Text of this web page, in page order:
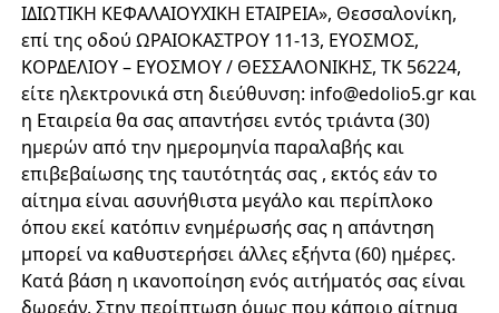
ΙΔΙΩΤΙΚΗ ΚΕΦΑΛΑΙΟΥΧΙΚΗ ΕΤΑΙΡΕΙΑ», Θεσσαλονίκη,
επί της οδού ΩΡΑΙΟΚΑΣΤΡΟΥ 11-13, ΕΥΟΣΜΟΣ,
ΚΟΡΔΕΛΙΟΥ – ΕΥΟΣΜΟΥ / ΘΕΣΣΑΛΟΝΙΚΗΣ, ΤΚ 56224,
είτε ηλεκτρονικά στη διεύθυνση: info@edolio5.grκαι
η Εταιρεία θα σας απαντήσει εντός τριάντα (30)
ημερών από την ημερομηνία παραλαβής και
επιβεβαίωσης της ταυτότητάς σας , εκτός εάν το
αίτημα είναι ασυνήθιστα μεγάλο και περίπλοκο
όπου εκεί κατόπιν ενημέρωσής σας η απάντηση
μπορεί να καθυστερήσει άλλες εξήντα (60) ημέρες.
Κατά βάση η ικανοποίηση ενός αιτήματός σας είναι
δωρεάν. Στην περίπτωση όμως που κάποιο αίτημα